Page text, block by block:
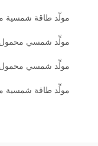
مولّد طاقة شمسية محمول بقدرة ٥
مولِّد شمسي محمول
مولِّد شمسي
مولِّد طاقة شمسية